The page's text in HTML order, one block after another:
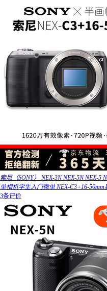
索尼（SONY） NEX-3N NEX-5N NEX-5
单相机学生入门微单 NEX-C3+16-50mm
3条评价